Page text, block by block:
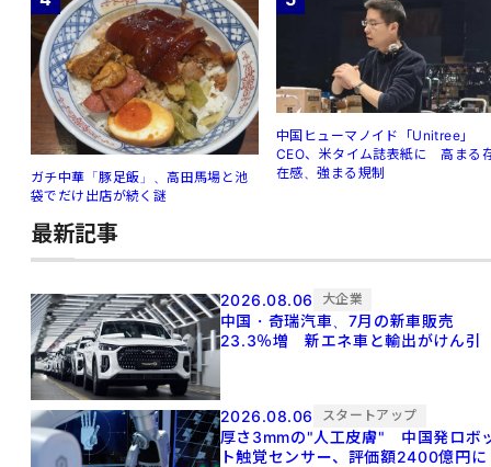
ガチ中華「豚足飯」、高田馬場と池
袋でだけ出店が続く謎
中国ヒューマノイド「Unitree」
CEO、米タイム誌表紙に 高まる
在感、強まる規制
最新記事
2026.08.06 大企業
中国・奇瑞汽車、7月の新車販売
23.3％増 新エネ車と輸出がけん引
2026.08.06 スタートアップ
厚さ3mmの"人工皮膚" 中国発ロボ
ト触覚センサー、評価額2400億円に